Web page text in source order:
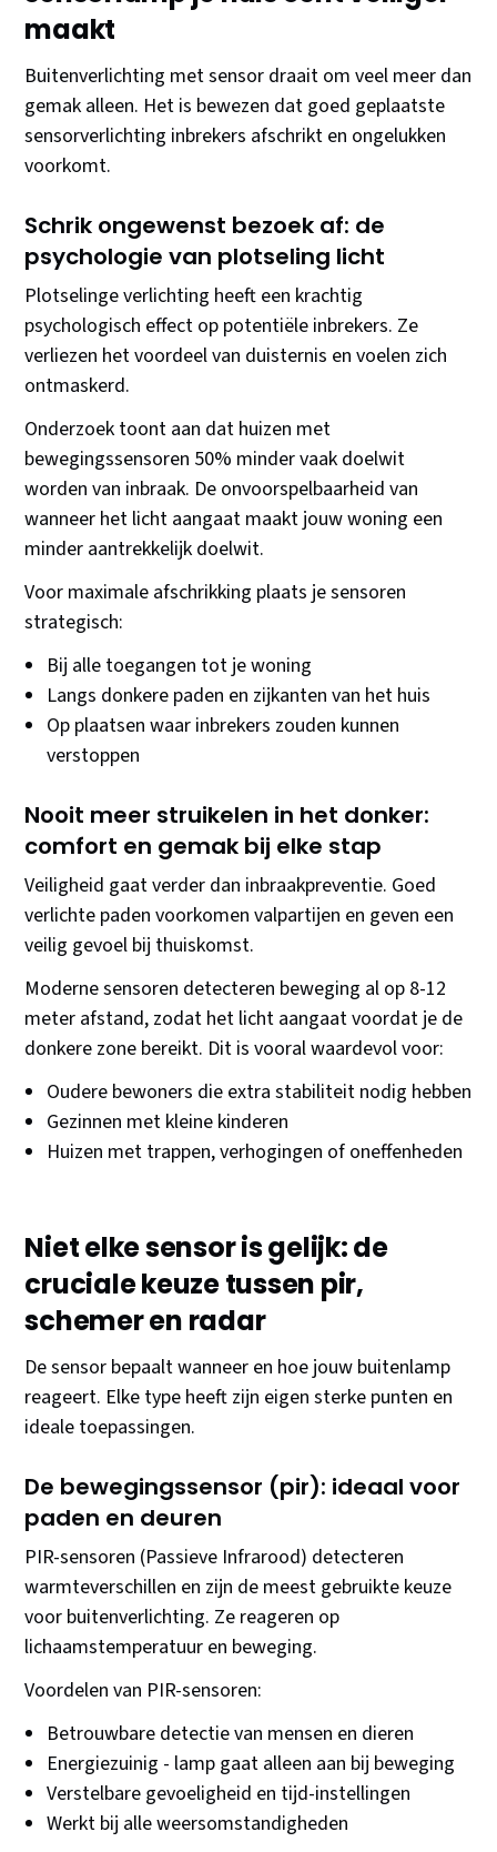
maakt
Buitenverlichting met sensor draait om veel meer dan
gemak alleen. Het is bewezen dat goed geplaatste
sensorverlichting inbrekers afschrikt en ongelukken
voorkomt.
Schrik ongewenst bezoek af: de
psychologie van plotseling licht
Plotselinge verlichting heeft een krachtig
psychologisch effect op potentiële inbrekers. Ze
verliezen het voordeel van duisternis en voelen zich
ontmaskerd.
Onderzoek toont aan dat huizen met
bewegingssensoren 50% minder vaak doelwit
worden van inbraak. De onvoorspelbaarheid van
wanneer het licht aangaat maakt jouw woning een
minder aantrekkelijk doelwit.
Voor maximale afschrikking plaats je sensoren
strategisch:
Bij alle toegangen tot je woning
Langs donkere paden en zijkanten van het huis
Op plaatsen waar inbrekers zouden kunnen
verstoppen
Nooit meer struikelen in het donker:
comfort en gemak bij elke stap
Veiligheid gaat verder dan inbraakpreventie. Goed
verlichte paden voorkomen valpartijen en geven een
veilig gevoel bij thuiskomst.
Moderne sensoren detecteren beweging al op 8-12
meter afstand, zodat het licht aangaat voordat je de
donkere zone bereikt. Dit is vooral waardevol voor:
Oudere bewoners die extra stabiliteit nodig hebben
Gezinnen met kleine kinderen
Huizen met trappen, verhogingen of oneffenheden
Niet elke sensor is gelijk: de
cruciale keuze tussen pir,
schemer en radar
De sensor bepaalt wanneer en hoe jouw buitenlamp
reageert. Elke type heeft zijn eigen sterke punten en
ideale toepassingen.
De bewegingssensor (pir): ideaal voor
paden en deuren
PIR-sensoren (Passieve Infrarood) detecteren
warmteverschillen en zijn de meest gebruikte keuze
voor buitenverlichting. Ze reageren op
lichaamstemperatuur en beweging.
Voordelen van PIR-sensoren:
Betrouwbare detectie van mensen en dieren
Energiezuinig - lamp gaat alleen aan bij beweging
Verstelbare gevoeligheid en tijd-instellingen
Werkt bij alle weersomstandigheden